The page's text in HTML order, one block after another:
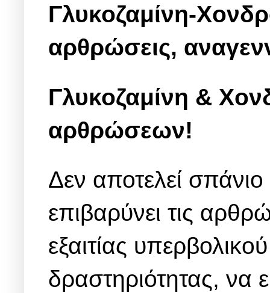
Γλυκοζαμίνη-
αρθρώσεις,
Γλυκοζαμίνη &
αρθρώσεων!
Δεν αποτελεί
επιβαρύνει τις
εξαιτίας
δραστηριότητας, να